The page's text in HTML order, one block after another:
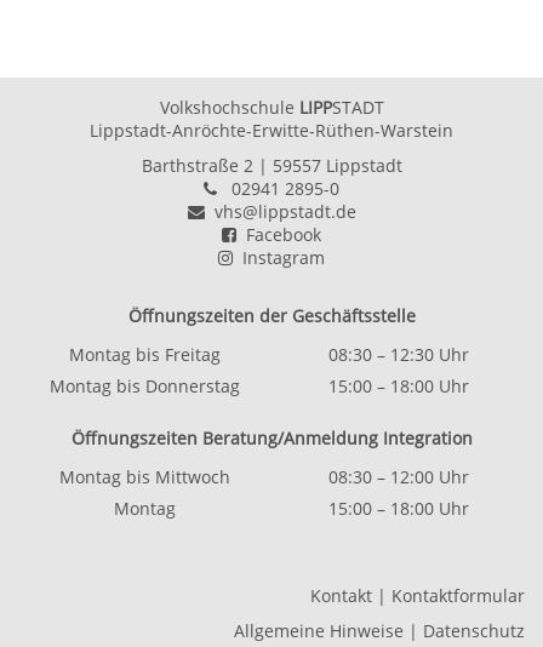
Volkshochschule LIPPSTADT
Lippstadt-Anröchte-Erwitte-Rüthen-Warstein
Barthstraße 2| 59557 Lippstadt
02941 2895-0
vhs@lippstadt.de
Facebook
Instagram
Öffnungszeiten der Geschäftsstelle
Montag bis Freitag
08:30 – 12:30 Uhr
Montag bis Donnerstag
15:00 – 18:00 Uhr
Öffnungszeiten Beratung/Anmeldung Integration
Montag bis Mittwoch
08:30 – 12:00 Uhr
Montag
15:00 – 18:00 Uhr
Kontakt | Kontaktformular
Allgemeine Hinweise | Datenschutz